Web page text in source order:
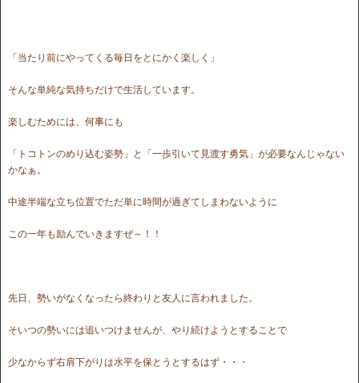
「当たり前にやってくる毎日をとにかく楽しく」
そんな単純な気持ちだけで生活しています。
楽しむためには、何事にも
「トコトンのめり込む姿勢」と「一歩引いて見渡す勇気」が必要なんじゃない
かなぁ。
中途半端な立ち位置でただ単に時間が過ぎてしまわないように
この一年も励んでいきますぜ～！！
先日、勢いがなくなったら終わりと友人に言われました。
そいつの勢いには追いつけませんが、やり続けようとすることで
少なからず右肩下がりは水平を保とうとするはず・・・